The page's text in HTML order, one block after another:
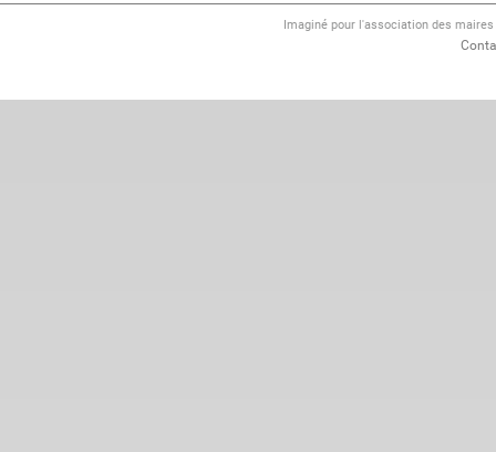
Imaginé pour l'association des